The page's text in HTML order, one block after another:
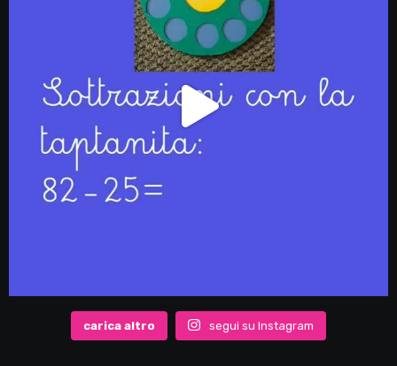
carica altro segui su Instagram